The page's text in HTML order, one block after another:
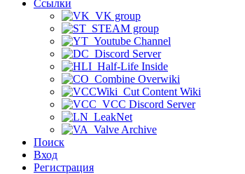
Ссылки
VK group
STEAM group
Youtube Channel
Discord Server
Half-Life Inside
Combine Overwiki
Cut Content Wiki
VCC Discord Server
LeakNet
Valve Archive
Поиск
Вход
Регистрация